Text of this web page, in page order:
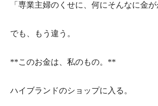
「専業主婦のくせに、何にそんなに金が
でも、もう違う。
**このお金は、私のもの。**
ハイブランドのショップに入る。